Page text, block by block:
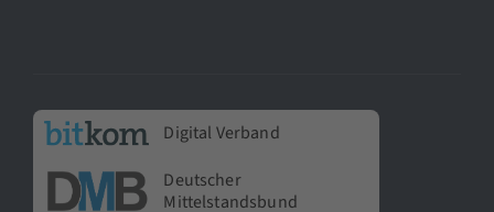
Digital Verband
Deutscher
Mittelstandsbund